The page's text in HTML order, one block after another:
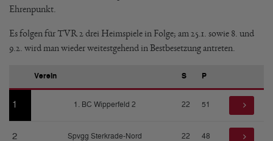
Ehrenpunkt.
Es folgen für TVR 2 drei Heimspiele in Folge; am 25.1. sowie 8. und
9.2. wird man wieder weitestgehend in Bestbesetzung antreten.
Verein S P
1 1. BC Wipperfeld 2 22 51
2 Spvgg Sterkrade-Nord 22 48